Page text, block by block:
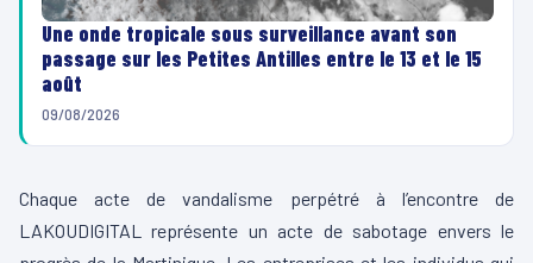
Une onde tropicale sous surveillance avant son
passage sur les Petites Antilles entre le 13 et le 15
août
09/08/2026
Chaque acte de vandalisme perpétré à l’encontre de
LAKOUDIGITAL représente un acte de sabotage envers le